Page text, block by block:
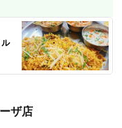
ザ店